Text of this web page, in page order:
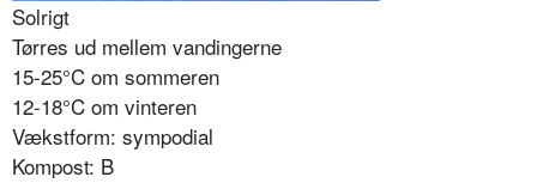
Solrigt
Tørres ud mellem vandingerne
15-25°C om sommeren
12-18°C om vinteren
Vækstform: sympodial
Kompost: B